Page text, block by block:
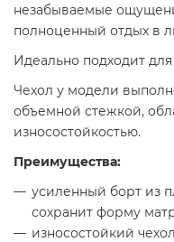
незабываемые
полноценный отдых в
Идеально подходит
Чехол у модели
объемной стежкой,
износостойкостью.
Преимущества:
усиленный борт из
сохранит форму
износостойкий